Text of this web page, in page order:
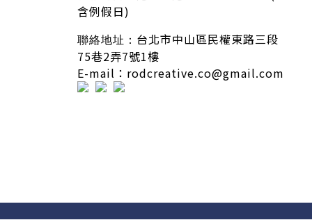
含例假日)
聯絡地址： 台北市中山區民權東路三段
75巷2弄7號1樓
E-mail：rodcreative.co@gmail.com